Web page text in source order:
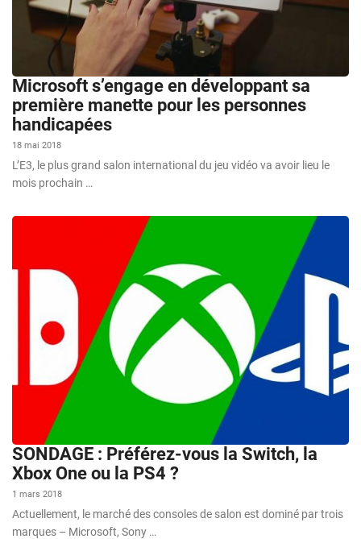
Microsoft s’engage en développant sa
première manette pour les personnes
handicapées
18 mai 2018
L’E3, le plus grand salon international du jeu vidéo va avoir lieu le
mois prochain …
SONDAGE : Préférez-vous la Switch, la
Xbox One ou la PS4 ?
1 mars 2018
Actuellement, le marché des consoles de salon est dominé par trois
marques – Microsoft, Sony …